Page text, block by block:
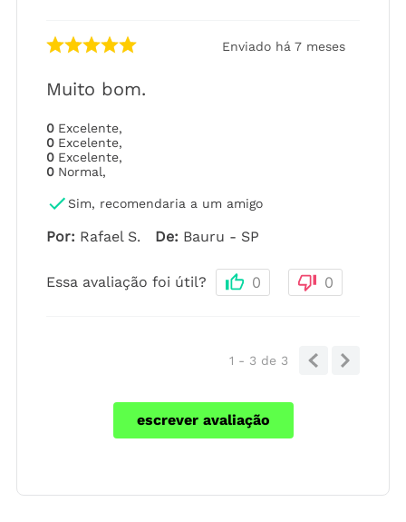
Enviado há 7 meses
Muito bom.
0 Excelente,
0 Excelente,
0 Excelente,
0 Normal,
Sim, recomendaria a um amigo
Por: Rafael S. De: Bauru - SP
Essa avaliação foi útil? 0 0
1 - 3 de 3
escrever avaliação